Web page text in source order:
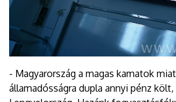
- Magyarország a magas kamatok
államadósságra dupla annyi pénz